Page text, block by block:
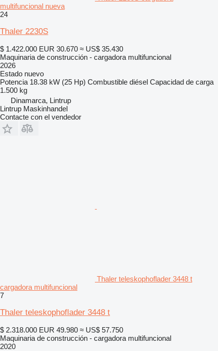
multifuncional nueva
24
Thaler 2230S
$ 1.422.000 EUR 30.670 ≈ US$ 35.430
Maquinaria de construcción - cargadora multifuncional
2026
Estado nuevo
Potencia 18.38 kW (25 Hp) Combustible diésel Capacidad de carga
1.500 kg
Dinamarca, Lintrup
Lintrup Maskinhandel
Contacte con el vendedor
Thaler teleskophoflader 3448 t
cargadora multifuncional
7
Thaler teleskophoflader 3448 t
$ 2.318.000 EUR 49.980 ≈ US$ 57.750
Maquinaria de construcción - cargadora multifuncional
2020